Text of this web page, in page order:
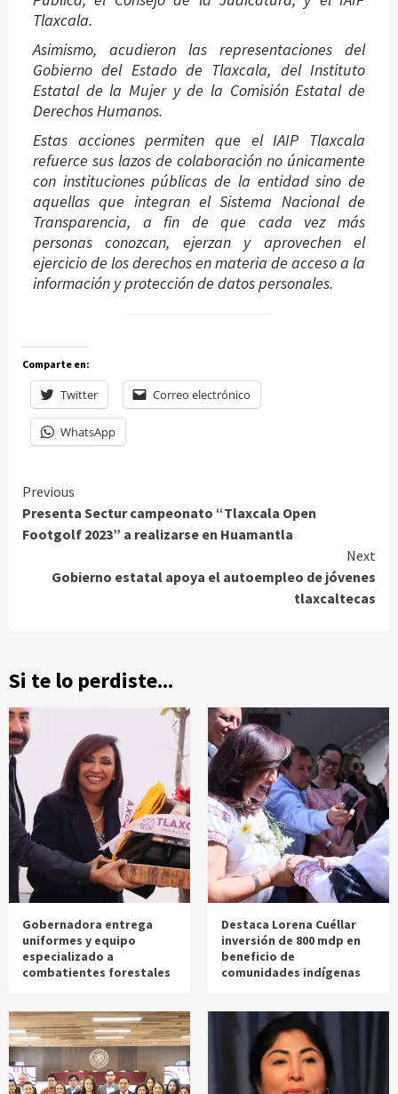
Tlaxcala.
Asimismo, acudieron las representaciones del
Gobierno del Estado de Tlaxcala, del Instituto
Estatal de la Mujer y de la Comisión Estatal de
Derechos Humanos.
Estas acciones permiten que el IAIP Tlaxcala
refuerce sus lazos de colaboración no únicamente
con instituciones públicas de la entidad sino de
aquellas que integran el Sistema Nacional de
Transparencia, a fin de que cada vez más
personas conozcan, ejerzan y aprovechen el
ejercicio de los derechos en materia de acceso a la
información y protección de datos personales.
Comparte en:
Twitter Correo electrónico
WhatsApp
Continue
Reading
Previous
Presenta Sectur campeonato “Tlaxcala Open
Footgolf 2023” a realizarse en Huamantla
Next
Gobierno estatal apoya el autoempleo de jóvenes
tlaxcaltecas
Si te lo perdiste...
Gobernadora entrega
uniformes y equipo
especializado a
combatientes forestales
Destaca Lorena Cuéllar
inversión de 800 mdp en
beneficio de
comunidades indígenas